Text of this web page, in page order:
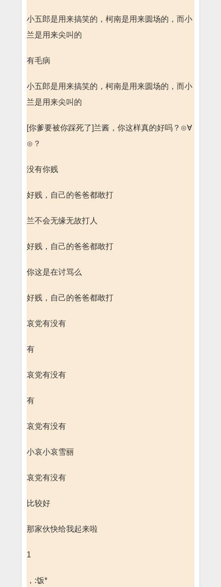
小五郎是用来搞笑的，柯南是用来圆场的，而小
兰是用来尖叫的
有毛病
小五郎是用来搞笑的，柯南是用来圆场的，而小
兰是用来尖叫的
[你爹要被你踩死了]兰酱，你这样真的好吗？⊙∀
⊙？
没有你贱
好贱，自己的爸爸都敢打
兰不会无缘无故打人
好贱，自己的爸爸都敢打
你这是在讨骂么
好贱，自己的爸爸都敢打
哀党有没有
有
哀党有没有
有
哀党有没有
小哀小哀雪丽
哀党有没有
比较好
那家伙快给我起来啦
1
，:饭*